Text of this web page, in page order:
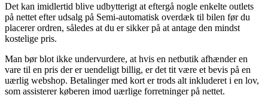
Det kan imidlertid blive udbytterigt at eftergå nogle enkelte outlets
på nettet efter udsalg på Semi-automatisk overdæk til bilen før du
placerer ordren, således at du er sikker på at antage den mindst
kostelige pris.
Man bør blot ikke undervurdere, at hvis en netbutik afhænder en
vare til en pris der er uendeligt billig, er det tit være et bevis på en
uærlig webshop. Betalinger med kort er trods alt inkluderet i en lov,
som assisterer køberen imod uærlige forretninger på nettet.